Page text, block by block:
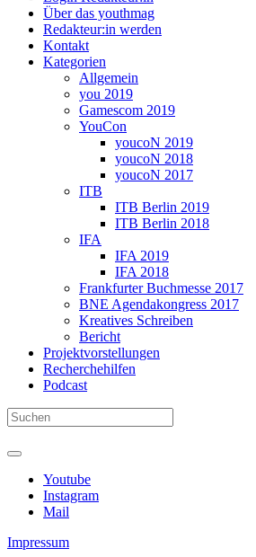
Über das youthmag
Redakteur:in werden
Kontakt
Kategorien
Allgemein
you 2019
Gamescom 2019
YouCon
youcoN 2019
youcoN 2018
youcoN 2017
ITB
ITB Berlin 2019
ITB Berlin 2018
IFA
IFA 2019
IFA 2018
Frankfurter Buchmesse 2017
BNE Agendakongress 2017
Kreatives Schreiben
Bericht
Projektvorstellungen
Recherchehilfen
Podcast
Youtube
Instagram
Mail
Impressum